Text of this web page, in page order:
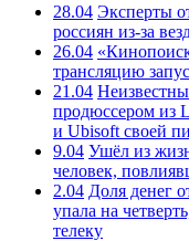
28.04 Эксперты
россиян из-за
26.04
трансляцию
21.04
продюссером из
и Ubisoft своей
9.04 Ушёл из
человек,
2.04 Доля денег
упала на
телеку